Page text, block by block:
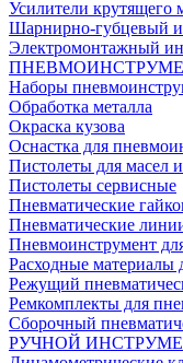
Усилители крутящего
Шарнирно-губцевый
Электромонтажный
Наборы
Обработка металла
Окраска кузова
Оснастка для
Пистолеты для масел
Пистолеты сервисные
Пневматические
Пневматические
Пневмоинструмент
Расходные материалы
Режущий
Ремкомплекты для
Сборочный
РУЧНОЙ